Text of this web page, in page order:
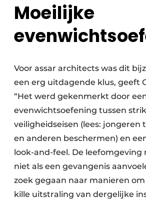
Moeilijke
Voor assar architects was dit
een erg uitdagende klus, geeft
“Het werd gekenmerkt door
evenwichtsoefening tussen
veiligheidseisen (lees: jongeren
en anderen beschermen) en
look-and-feel. De
niet als een gevangenis
zoek gegaan naar manieren om
kille uitstraling van dergelijke